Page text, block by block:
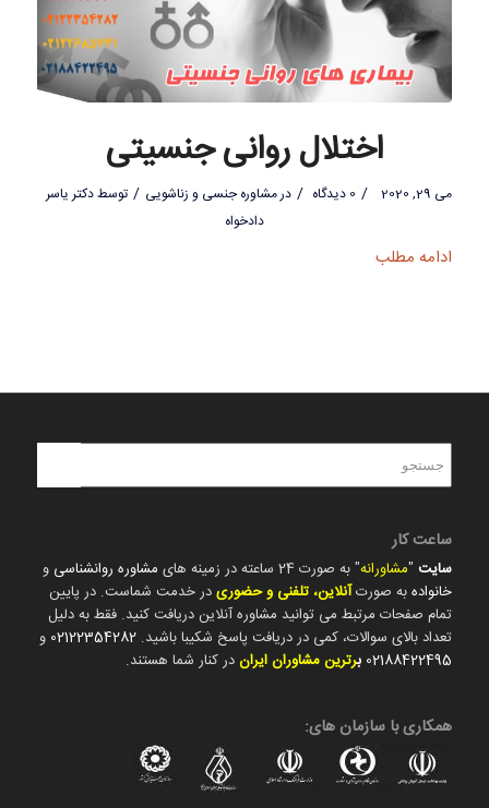
اختلال روانی جنسیتی
می 29, 2020 / 0 دیدگاه / درمشاوره جنسی و زناشویی / توسطدکتر یاسر
دادخواه
ادامه مطلب
ساعت کار
سایت"مشاورانه" به صورت 24 ساعته در زمینه های مشاوره روانشناسی و
خانوادهبه صورتآنلاین، تلفنی و حضوریدر خدمت شماست. در پایین
تمام صفحات مرتبط می توانید مشاوره آنلاین دریافت کنید. فقط به دلیل
تعداد بالای سوالات، کمی در دریافت پاسخ شکیبا باشید. 02122354282 و
02188422495 برترین مشاوران ایراندر کنار شما هستند.
همکاری با سازمان های: